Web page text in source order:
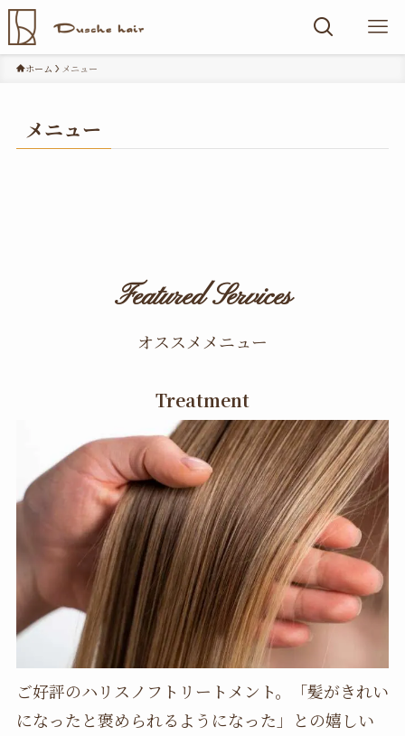
ホーム メニュー
メニュー
Featured Services
オススメメニュー
Treatment
ご好評のハリスノフトリートメント。「髪がきれい
になったと褒められるようになった」との嬉しい